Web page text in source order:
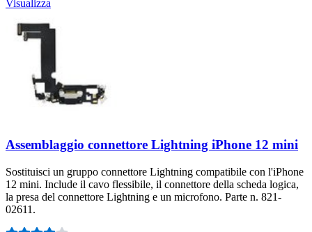
Visualizza
Assemblaggio connettore Lightning iPhone 12 mini
Sostituisci un gruppo connettore Lightning compatibile con l'iPhone
12 mini. Include il cavo flessibile, il connettore della scheda logica,
la presa del connettore Lightning e un microfono. Parte n. 821-
02611.